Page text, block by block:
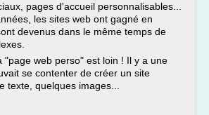
pages d'accueil personnalisables...
les sites web ont gagné en
devenus dans le même temps de
"page web perso" est loin ! Il y a une
se contenter de créer un site
texte, quelques images...